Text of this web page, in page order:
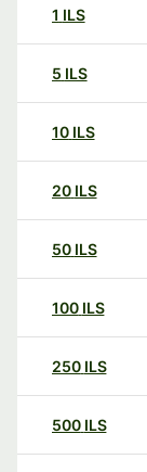
1 ILS
5 ILS
10 ILS
20 ILS
50 ILS
100 ILS
250 ILS
500 ILS